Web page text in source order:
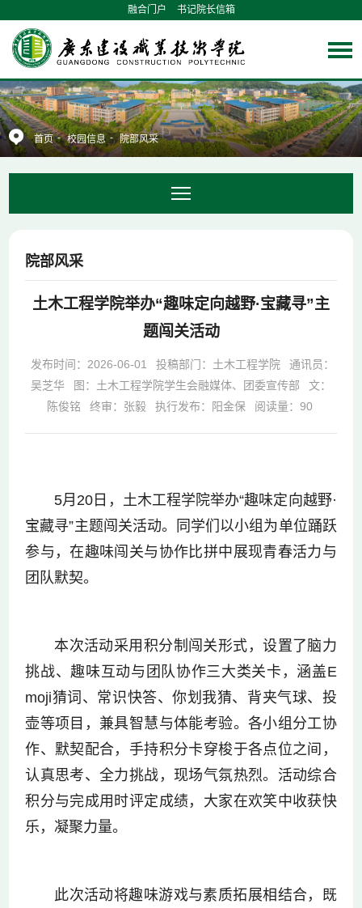
融合门户 书记院长信箱
首页 - 校园信息 - 院部风采
院部风采
土木工程学院举办“趣味定向越野·宝藏寻”主
题闯关活动
发布时间：2026-06-01 投稿部门：土木工程学院
通讯员：
吴芝华
图：土木工程学院学生会融媒体、团委宣传部
文：
陈俊铭
终审：张毅 执行发布：阳金保 阅读量： 90
5月20日， 土木工程学院举办“趣味定向越野·
宝藏寻”主题闯关活动。同学们以小组为单位踊跃
参与，在趣味闯关与协作比拼中展现青春活力与
团队默契。
本次活动采用积分制闯关形式，设置了脑力
挑战、趣味互动与团队协作三大类关卡，涵盖E
moji猜词、常识快答、你划我猜、背夹气球、投
壶等项目，兼具智慧与体能考验。各小组分工协
作、默契配合，手持积分卡穿梭于各点位之间，
认真思考、全力挑战，现场气氛热烈。活动综合
积分与完成用时评定成绩，大家在欢笑中收获快
乐，凝聚力量。
此次活动将趣味游戏与素质拓展相结合，既